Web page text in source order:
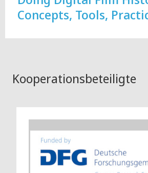
Concepts, Tools,
Kooperationsbeteiligte